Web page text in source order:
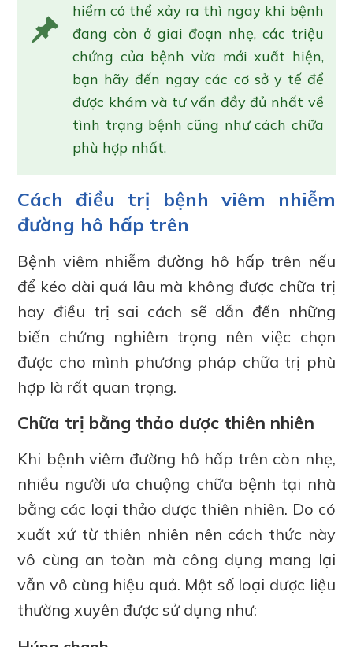
hiểm có thể xảy ra thì ngay khi bệnh
đang còn ở giai đoạn nhẹ, các triệu
chứng của bệnh vừa mới xuất hiện,
bạn hãy đến ngay các cơ sở y tế để
được khám và tư vấn đầy đủ nhất về
tình trạng bệnh cũng như cách chữa
phù hợp nhất.
Cách điều trị bệnh viêm nhiễm
đường hô hấp trên
Bệnh viêm nhiễm đường hô hấp trên nếu
để kéo dài quá lâu mà không được chữa trị
hay điều trị sai cách sẽ dẫn đến những
biến chứng nghiêm trọng nên việc chọn
được cho mình phương pháp chữa trị phù
hợp là rất quan trọng.
Chữa trị bằng thảo dược thiên nhiên
Khi bệnh viêm đường hô hấp trên còn nhẹ,
nhiều người ưa chuộng chữa bệnh tại nhà
bằng các loại thảo dược thiên nhiên. Do có
xuất xứ từ thiên nhiên nên cách thức này
vô cùng an toàn mà công dụng mang lại
vẫn vô cùng hiệu quả. Một số loại dược liệu
thường xuyên được sử dụng như: